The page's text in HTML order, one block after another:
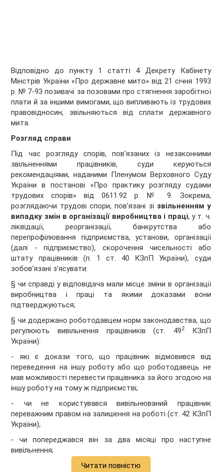
Відповідно до пункту 1 статті 4 Декрету Кабінету
Мінстрів України «Про державне мито» від 21 січня 1993
р. № 7-93 позивачі за позовами про стягнення заробітної
плати й за іншими вимогами, що випливають із трудових
правовідносин, звільняються від сплати державного
мита.
Розгляд справи
Під час розгляду спорів, пов'язаних із незаконними
звільненнями працівників, суди керуються
рекомендаціями, наданими Пленумом Верховного Суду
України в постанові «Про практику розгляду судами
трудових спорів» від 0611.92 р. № 9. Зокрема,
розглядаючи трудові спори, пов'язані зі звільненням у
випадку змін в організації виробництва і праці, у т. ч.
ліквідації, реорганізації, банкрутства або
перепрофілювання підприємства, установи, організації
(далі - підприємство), скорочення чисельності або
штату працівників (п. 1 ст. 40 КЗпП України), суди
зобов'язані з'ясувати:
§ чи справді у відповідача мали місце зміни в організації
виробництва і праці та якими доказами вони
підтверджуються;
§ чи додержано роботодавцем норм законодавства, що
регулюють вивільнення працівників (ст. 492КЗпП
України):
- які є докази того, що працівник відмовився від
переведення на іншу роботу або що роботодавець не
мав можливості перевести працівника за його згодою на
іншу роботу на тому ж підприємстві;
- чи не користувався вивільнюваний працівник
переважним правом на залишення на роботі (ст. 42 КЗпП
України);
- чи попереджався він за два місяці про наступне
вивільнення;
Читати повністю